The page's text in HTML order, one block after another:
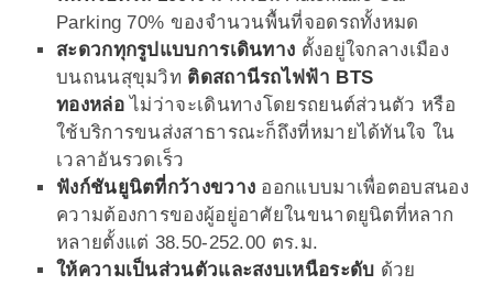
Parking 70% ของจำนวนพื้นที่จอดรถทั้งหมด
สะดวกทุกรูปแบบการเดินทาง ตั้งอยู่ใจกลางเมือง
บนถนนสุขุมวิท ติดสถานีรถไฟฟ้า BTS
ทองหล่อไม่ว่าจะเดินทางโดยรถยนต์ส่วนตัว หรือ
ใช้บริการขนส่งสาธารณะก็ถึงที่หมายได้ทันใจ ใน
เวลาอันรวดเร็ว
ฟังก์ชันยูนิตที่กว้างขวาง ออกแบบมาเพื่อตอบสนอง
ความต้องการของผู้อยู่อาศัยในขนาดยูนิตที่หลาก
หลายตั้งแต่ 38.50-252.00 ตร.ม.
ให้ความเป็นส่วนตัวและสงบเหนือระดับ ด้วย